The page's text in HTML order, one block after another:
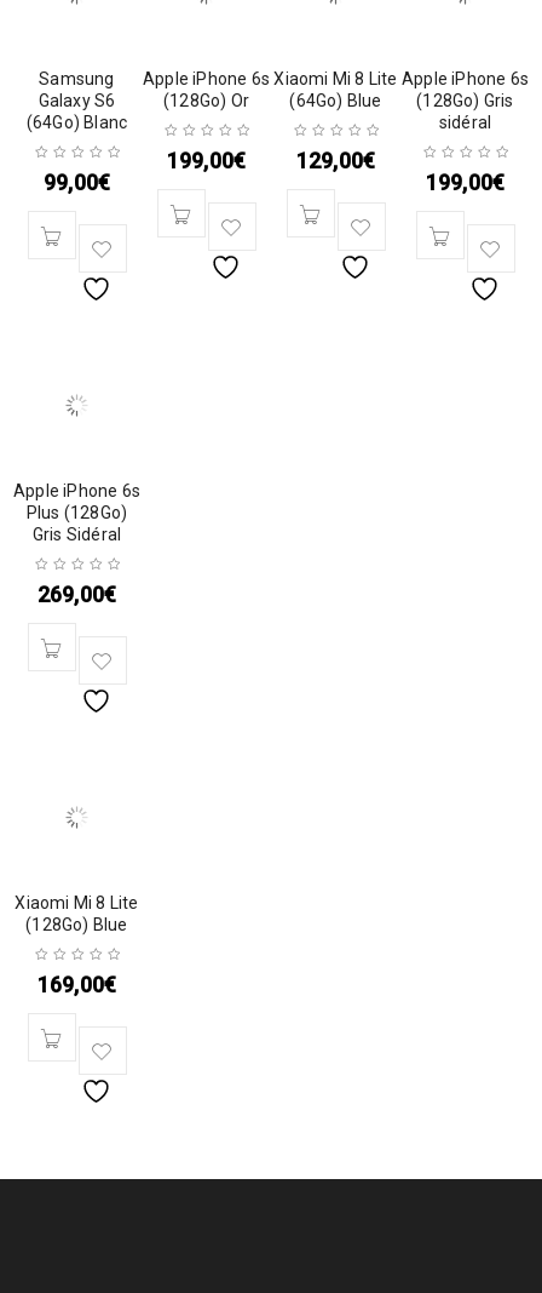
Samsung
Galaxy S6
(64Go) Blanc
99,00€
Apple iPhone 6s
(128Go) Or
199,00€
Xiaomi Mi 8 Lite
(64Go) Blue
129,00€
Apple iPhone 6s
(128Go) Gris
sidéral
199,00€
Apple iPhone 6s
Plus (128Go)
Gris Sidéral
269,00€
Xiaomi Mi 8 Lite
(128Go) Blue
169,00€